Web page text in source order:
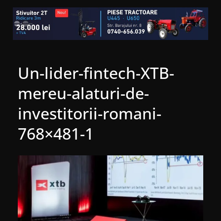
Un-lider-fintech-XTB-
mereu-alaturi-de-
investitorii-romani-
768×481-1